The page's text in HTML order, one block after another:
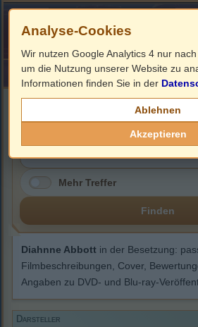
HOME ImpressumLinks
Diahnne Abbott
Mehr Treffer
Finden
Diahnne Abbott in der Besetzung:
Filmbeschreibungen, Cover,
Angaben zu DVD- und Blu-ray-
Darsteller
Analyse-Cookies
Wir nutzen Google Analytics 4 nur nach
um die Nutzung unserer Website zu
Informationen finden Sie in der
Ablehnen
Akzeptieren